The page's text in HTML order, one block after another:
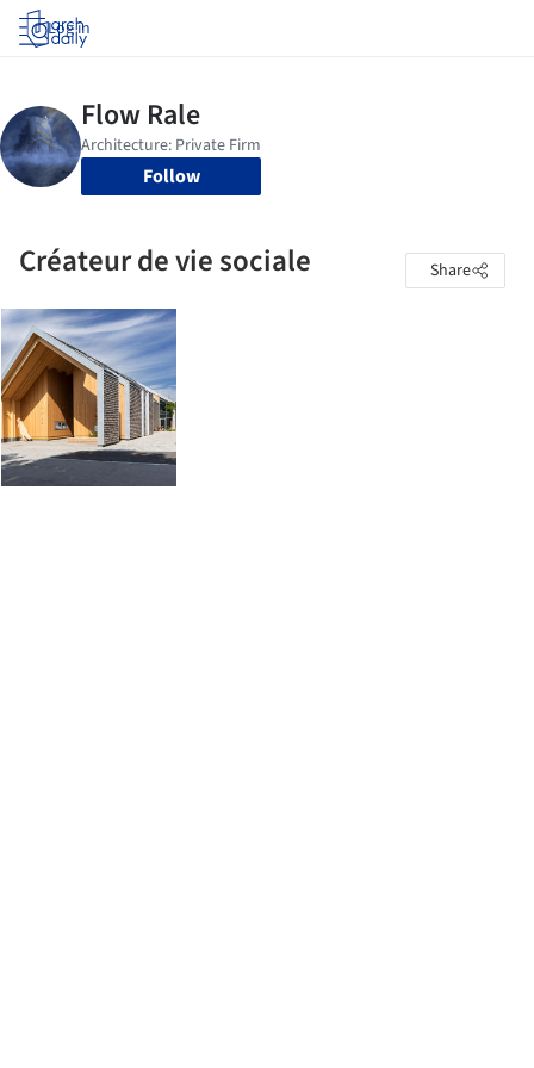
Log in
Follow
Créateur de vie sociale Share